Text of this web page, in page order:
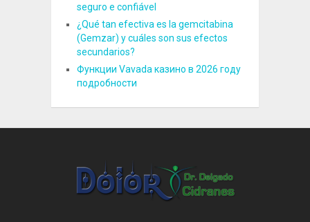
seguro e confiável
¿Qué tan efectiva es la gemcitabina
(Gemzar) y cuáles son sus efectos
secundarios?
Функции Vavada казино в 2026 году
подробности